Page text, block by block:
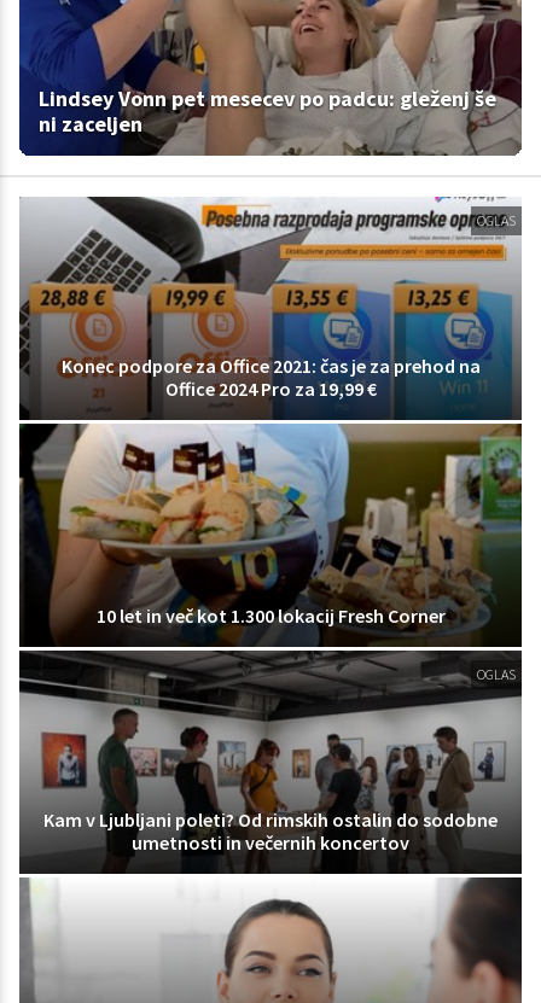
Lindsey Vonn pet mesecev po padcu: gleženj še
ni zaceljen
OGLAS
Konec podpore za Office 2021: čas je za prehod na
Office 2024 Pro za 19,99 €
10 let in več kot 1.300 lokacij Fresh Corner
OGLAS
Kam v Ljubljani poleti? Od rimskih ostalin do sodobne
umetnosti in večernih koncertov